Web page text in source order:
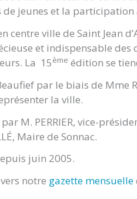
jeunes et la participation
ville de Saint Jean
et indispensable des
La 15ème édition se
par le biais de
la ville.
M. PERRIER, vice-
Maire de Sonnac.
juin 2005.
notre gazette mensuelle